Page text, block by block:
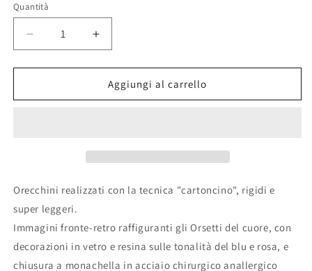
Quantità
Diminuisci
quantità
per
&quot;ORSETTI
Aumenta
quantità
per
Orecchini
&quot;ORSETTI
Aggiungi al carrello
Orecchini realizzati con la tecnica "cartoncino", rigidi e
super leggeri.
Immagini fronte-retro raffiguranti gli Orsetti del cuore, con
decorazioni in vetro e resina sulle tonalità del blu e rosa, e
chiusura a monachella in acciaio chirurgico anallergico